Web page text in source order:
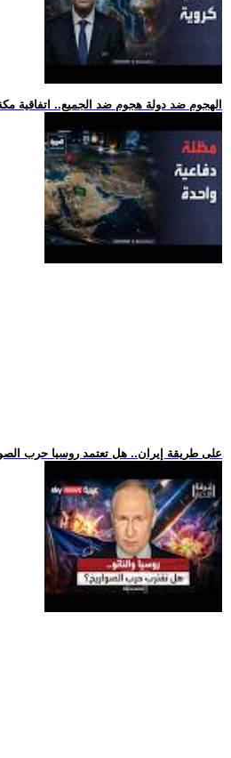
.. الهجوم ضد دولة هجوم ضد الجميع.. اتفاقية
.. على طريقة إيران.. هل تعتمد روسيا حرب